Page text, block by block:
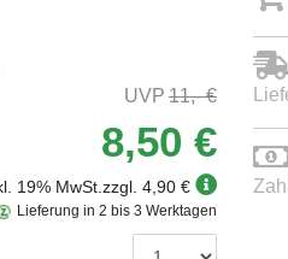
11,- €
8,50 €
19% MwSt. zzgl. 4,90 €
Lieferung in 2 bis 3 Werktagen